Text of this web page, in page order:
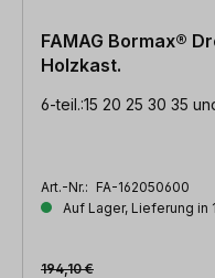
FAMAG Bormax®
Holzkast.
6-teil.:15 20 25 30 35
Art.-Nr.: FA-162050600
Auf Lager, Lieferung in
194,10 €